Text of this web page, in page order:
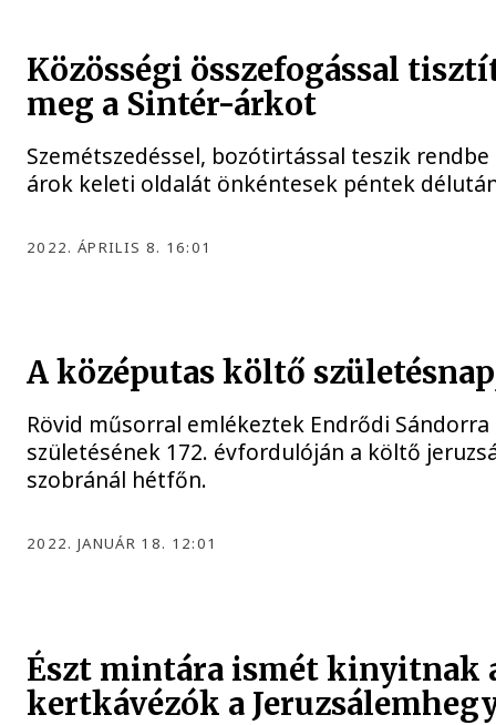
Közösségi összefogással
meg a Sintér-árkot
Szemétszedéssel, bozótirtással teszik
árok keleti oldalát önkéntesek péntek
2022. ÁPRILIS 8. 16:01
A középutas költő
Rövid műsorral emlékeztek Endrődi Sándorra
születésének 172. évfordulóján a költő
szobránál hétfőn.
2022. JANUÁR 18. 12:01
Észt mintára ismét kinyitnak
kertkávézók a